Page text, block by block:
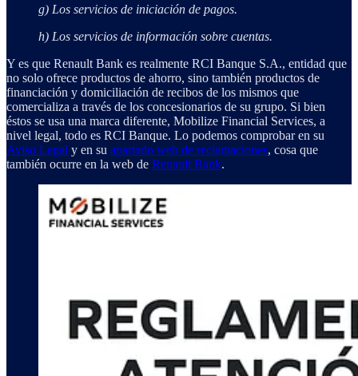
g) Los servicios de iniciación de pagos.
h) Los servicios de información sobre cuentas.
Y es que Renault Bank es realmente RCI Banque S.A., entidad que
no solo ofrece productos de ahorro, sino también productos de
financiación y domiciliación de recibos de los mismos que
comercializa a través de los concesionarios de su grupo. Si bien
éstos se usa una marca diferente, Mobilize Financial Services, a
nivel legal, todo es RCI Banque. Lo podemos comprobar en su
Aviso Legal y en su apartado web de reclamaciones, cosa que
también ocurre en la web de Renault Bank.